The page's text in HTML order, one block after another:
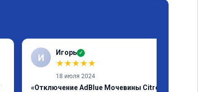
И Игорь ✓
★★★★★
18 июля 2024
«Отключение AdBlue Мочевины Citroen